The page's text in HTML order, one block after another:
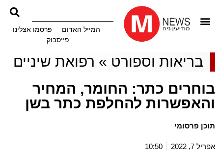
המייל האדום
פרסמו אצלינו
פייסבוק
בריאות וספורט » רפואת שיניים
בוחרים כתר: החומר, המחיר
והאפשרות להחלפת כתר בשן
תוכן פרסומי
אפריל 7, 2022 10:50